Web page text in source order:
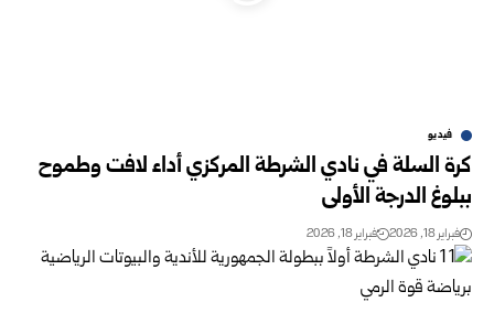
فيديو
كرة السلة في نادي الشرطة المركزي أداء لافت وطموح
ببلوغ الدرجة الأولى
فبراير 18, 2026 فبراير 18, 2026